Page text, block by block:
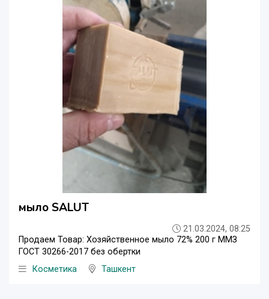
мыло SALUT
21.03.2024, 08:25
Продаем Товар: Хозяйственное мыло 72% 200 г ММЗ
ГОСТ 30266-2017 без обертки
Косметика
Ташкент